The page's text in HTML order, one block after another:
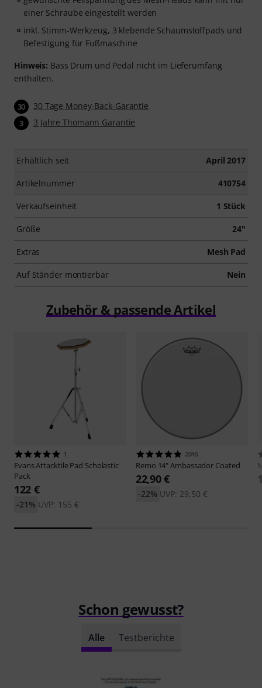
einer Schraube eingestellt werden
inkl. Stimm-Werkzeug, 3 klebende Schaumstoffpads und
Befestigung für Fußmaschine
Hinweis: Bass Drum und Pedal nicht im Lieferumfang
enthalten.
30 30 Tage Money-Back-Garantie
3 3 Jahre Thomann Garantie
Erhältlich seit April 2017
Artikelnummer 410754
Verkaufseinheit 1 Stück
Größe 24"
Extras Mesh Pad
Auf Ständer montierbar Nein
Zubehör & passende Artikel
1
EvansAttacktile Pad Scholastic
Pack
122 €
UVP: 155 €
-21%
2045
Remo 14" Ambassador Coated
22,90 €
UVP: 29,50 €
-22%
Schon gewusst?
Alle Testberichte